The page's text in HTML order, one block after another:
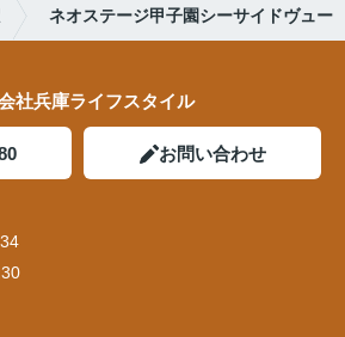
ネオステージ甲子園シーサイドヴュー
社兵庫ライフスタイル
お問い合わせ